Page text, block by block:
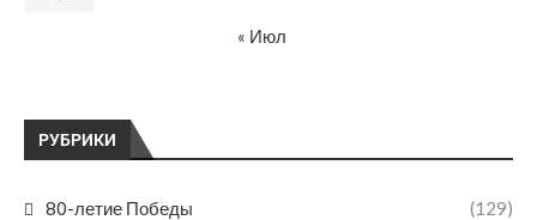
РУБРИКИ
80-летие Победы (129)
« Июл